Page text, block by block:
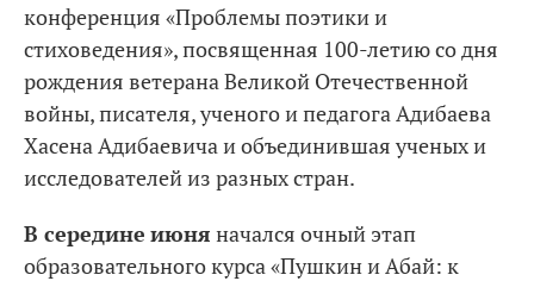
конференция «Проблемы поэтики и
стиховедения», посвященная 100-летию со дня
рождения ветерана Великой Отечественной
войны, писателя, ученого и педагога Адибаева
Хасена Адибаевича и объединившая ученых и
исследователей из разных стран.
В середине июня начался очный этап
образовательного курса «Пушкин и Абай: к